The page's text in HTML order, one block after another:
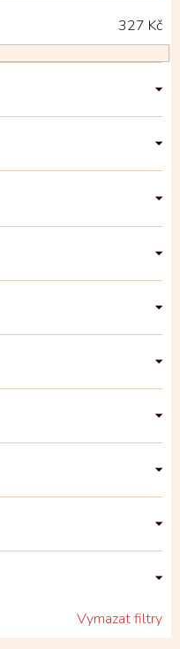
327 Kč
Vymazat filtry